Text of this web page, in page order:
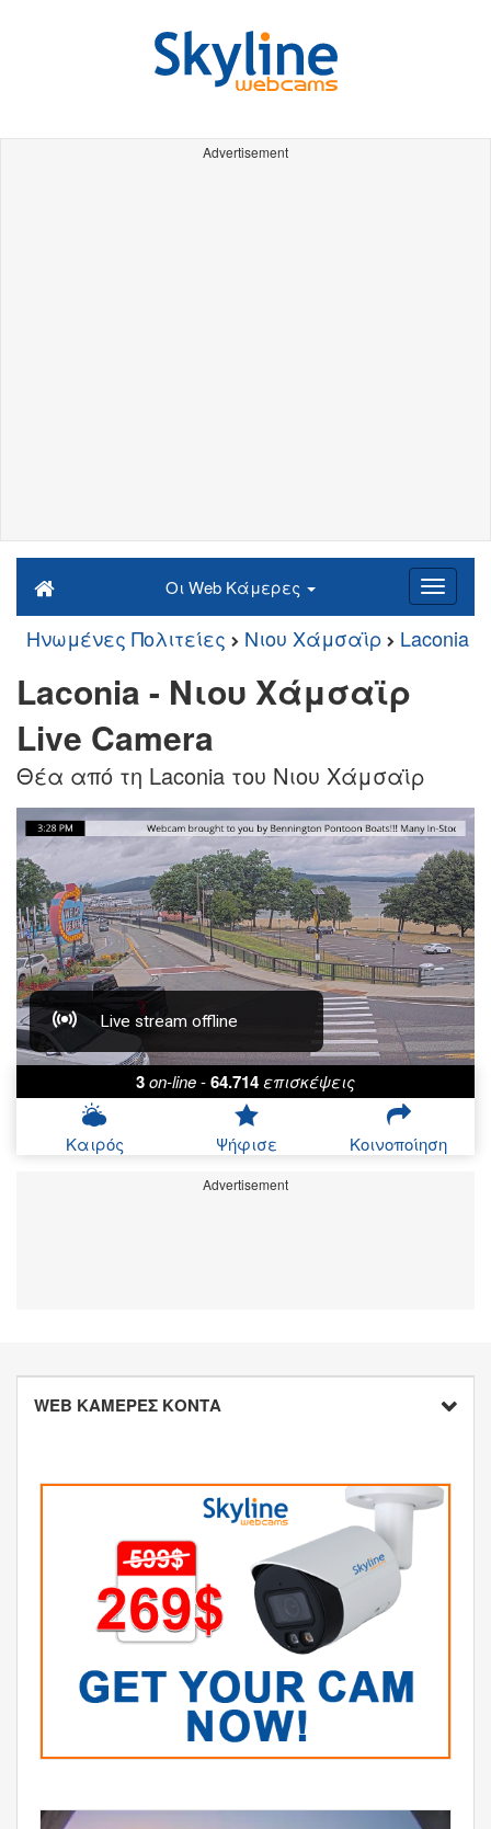
Advertisement
Οι Web Κάμερες
Ηνωμένες Πολιτείες Νιου Χάμσαϊρ Laconia
Laconia - Νιου Χάμσαϊρ
Live Camera
Θέα από τη Laconia του Νιου Χάμσαϊρ
3on-line-64.714επισκέψεις
Καιρός Ψήφισε Κοινοποίηση
Advertisement
WEB ΚΑΜΕΡΕΣ ΚΟΝΤΑ